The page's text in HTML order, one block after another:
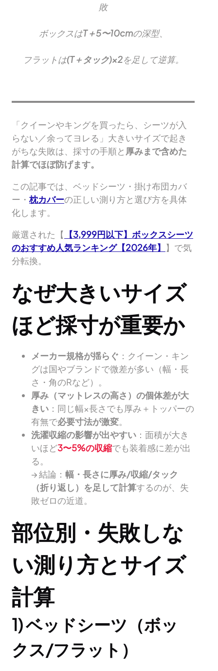
敗
ボックスはT＋5〜10cmの深型、
フラットは(T＋タック)×2を足して逆算。
「クイーンやキングを買ったら、シーツが入
らない／余ってヨレる」大きいサイズで起き
がちな失敗は、採寸の手順と 厚みまで含めた
計算でほぼ防げます。
この記事では、ベッドシーツ・掛け布団カバ
ー・枕カバーの正しい測り方と選び方を具体
化します。
厳選された【 【3,999円以下】ボックスシーツ
のおすすめ人気ランキング【2026年】 】で気
分転換。
なぜ大きいサイズ
ほど採寸が重要か
メーカー規格が揺らぐ ：クイーン・キン
グは国やブランドで微差が多い（幅・長
さ・角のRなど）。
厚み（マットレスの高さ）の個体差が大
きい ：同じ幅×長さでも厚み＋トッパーの
有無で必要寸法が激変。
洗濯収縮の影響が出やすい ：面積が大き
いほど3〜5%の収縮でも装着感に差が出
る。
→ 結論： 幅・長さに厚み/収縮/タック
（折り返し）を足して計算するのが、失
敗ゼロの近道。
部位別・失敗しな
い測り方とサイズ
計算
1) ベッドシーツ（ボッ
クス/フラット）